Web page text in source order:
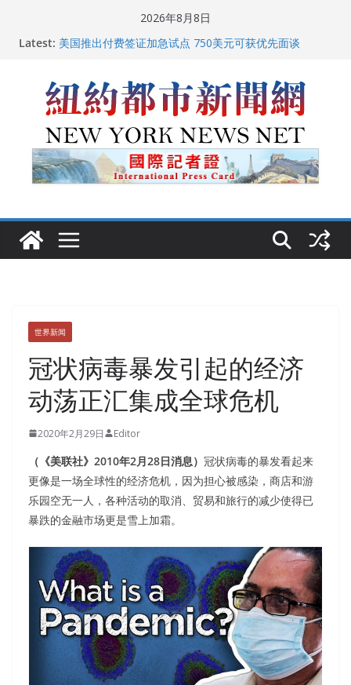
2026年8月8日
Latest:
中国驻美国大使谢锋邀请美国老教师罗纳德·萨科尔斯基
再次访华
美国最高法院维持“出生公民权” : 出生在美国就是美国
人！
FBI联合纽约警方突袭多名警界高层住所 涉纽约警察局腐
败刑事调查
世界新闻
冠状病毒暴发引起的经济
动荡正汇集成全球危机
2020年2月29日 Editor
（《美联社》2010年2月28日消息） 冠状病毒的暴发看起来
更像是一场全球性的经济危机，因为担心被感染，商店和游
乐园空无一人，各种活动的取消、贸易和旅行的减少使得已
暴跌的金融市场更是雪上加霜。